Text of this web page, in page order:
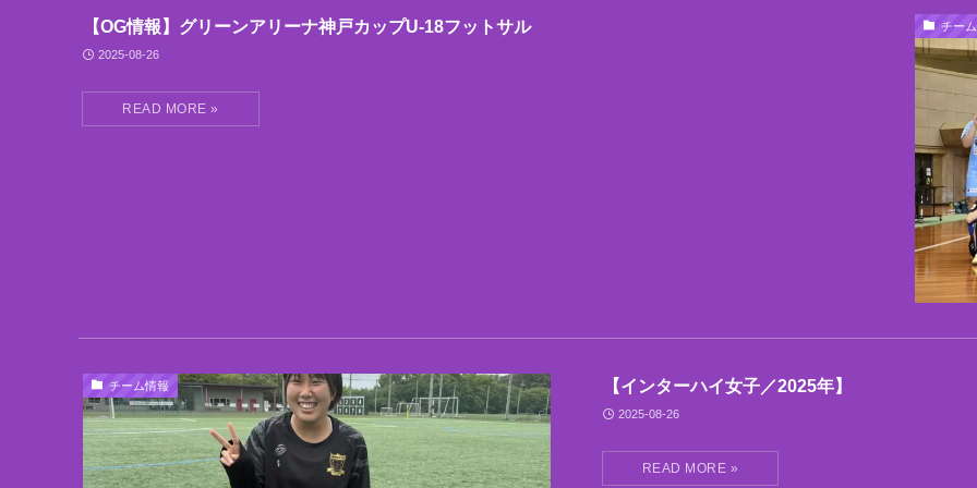
チー
【OG情報】グリーンアリーナ神戸カップU-18フットサル
2025-08-26
チーム情報 【インターハイ女子／2025年】
2025-08-26